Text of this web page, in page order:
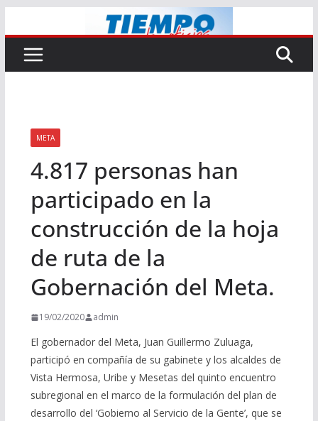
al
contenido
META
4.817 personas han
participado en la
construcción de la hoja
de ruta de la
Gobernación del Meta.
19/02/2020 admin
El gobernador del Meta, Juan Guillermo Zuluaga,
participó en compañía de su gabinete y los alcaldes de
Vista Hermosa, Uribe y Mesetas del quinto encuentro
subregional en el marco de la formulación del plan de
desarrollo del ‘Gobierno al Servicio de la Gente’, que se